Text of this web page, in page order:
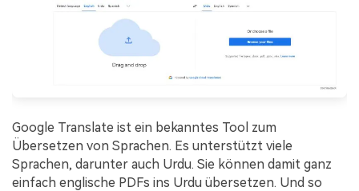
Google Translate ist ein bekanntes Tool zum
Übersetzen von Sprachen. Es unterstützt viele
Sprachen, darunter auch Urdu. Sie können damit ganz
einfach englische PDFs ins Urdu übersetzen. Und so